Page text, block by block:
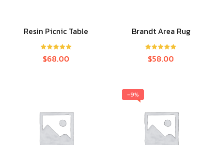
Resin Picnic Table
5.00ตั้งแต่ 1-
$68.00
Brandt Area Rug
5.00ตั้งแต่ 1-
$58.00
-9%